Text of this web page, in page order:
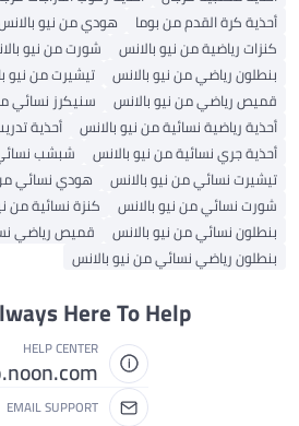
أحذية كرة القدم من بوما
هودي من نيو
كنزات رياضية من نيو بالانس
شورت من نيو
بنطلون رياضي من نيو بالانس
تيشيرت من نيو
قميص رياضي من نيو بالانس
سنيكرز نسائي
أحذية رياضية نسائية من نيو بالانس
أحذية
أحذية جري نسائية من نيو بالانس
شبشب
تيشيرت نسائي من نيو بالانس
هودي نسائي
شورت نسائي من نيو بالانس
كنزة نسائية من
بنطلون نسائي من نيو بالانس
قميص رياضي
بنطلون رياضي نسائي من نيو بالانس
Here To Help
HELP CENTER
EMAIL SUPPORT